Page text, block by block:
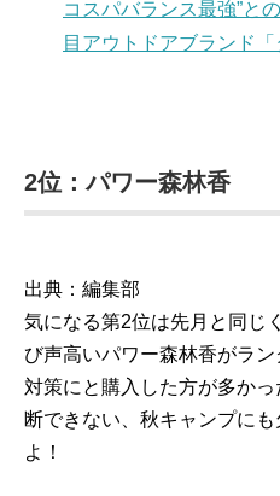
コスパバランス最強”と
目アウトドアブランド
2位：パワー森林香
出典：編集部
気になる第2位は先月と同じ
び声高いパワー森林香がラ
対策にと購入した方が多か
断できない、秋キャンプに
よ！